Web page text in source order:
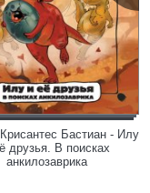
Бастиан - Илу
друзья. В поисках
анкилозаврика